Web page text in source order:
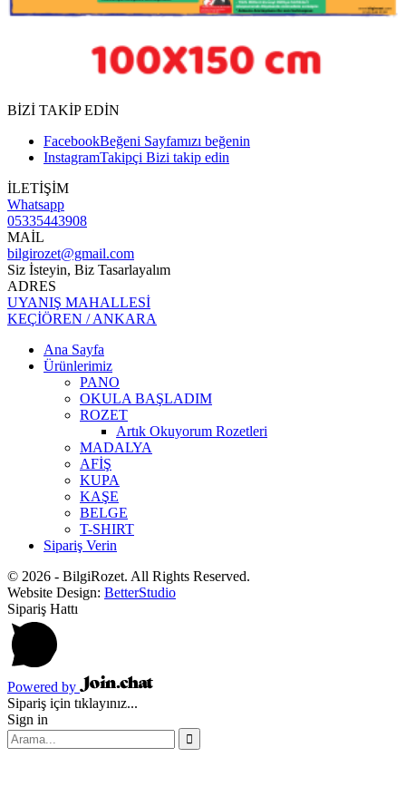
BİZİ TAKİP EDİN
FacebookBeğeni Sayfamızı beğenin
InstagramTakipçi Bizi takip edin
İLETİŞİM
Whatsapp
05335443908
MAİL
bilgirozet@gmail.com
Siz İsteyin, Biz Tasarlayalım
ADRES
UYANIŞ MAHALLESİ
KEÇİÖREN / ANKARA
Ana Sayfa
Ürünlerimiz
PANO
OKULA BAŞLADIM
ROZET
Artık Okuyorum Rozetleri
MADALYA
AFİŞ
KUPA
KAŞE
BELGE
T-SHIRT
Sipariş Verin
© 2026 - BilgiRozet. All Rights Reserved.
Website Design: BetterStudio
Sipariş Hattı
Powered by
Sipariş için tıklayınız...
Sign in